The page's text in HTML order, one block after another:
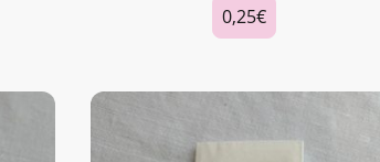
0,25€